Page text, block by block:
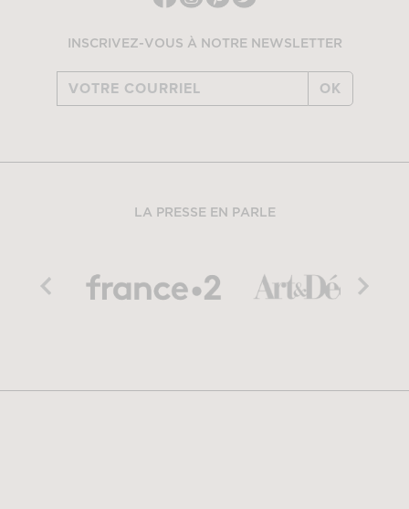
INSCRIVEZ-VOUS À NOTRE NEWSLETTER
OK
LA PRESSE EN PARLE